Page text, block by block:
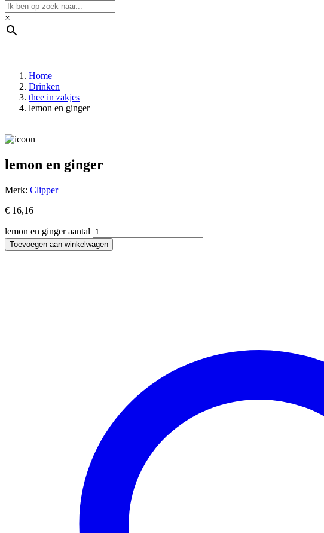
×
Home
Drinken
thee in zakjes
lemon en ginger
lemon en ginger
Merk: Clipper
€ 16,16
lemon en ginger aantal
Toevoegen aan winkelwagen